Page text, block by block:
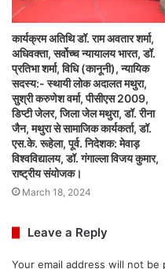
कार्यक्रम अतिथि डॉ. राम अवतार शर्मा,
अधिवक्ता, सर्वोच्च न्यायालय भारत, डॉ.
प्रतिभा शर्मा, विधि (कानूनी), न्यायिक
सदस्य:- स्थायी लोक अदालत मथुरा,
सुश्री करुणेश वर्मा, पीसीएस 2009,
डिप्टी जेलर, जिला जेल मथुरा, डॉ. रीना
जैन, मथुरा से सामाजिक कार्यकर्ता, डॉ.
एस.के. रूहेला, पूर्व. निदेशक: मेवाड़
विश्वविद्यालय, डॉ. गंगाल्ला विजय कुमार,
राष्ट्रीय संयोजक।
March 18, 2024
Leave a Reply
Your email address will not be